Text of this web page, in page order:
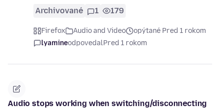
Archivované 1 179
Firefox Audio and Video
opýtané Pred 1 rokom
lyamineodpovedalPred 1 rokom
Audio stops working when switching/disconnecting